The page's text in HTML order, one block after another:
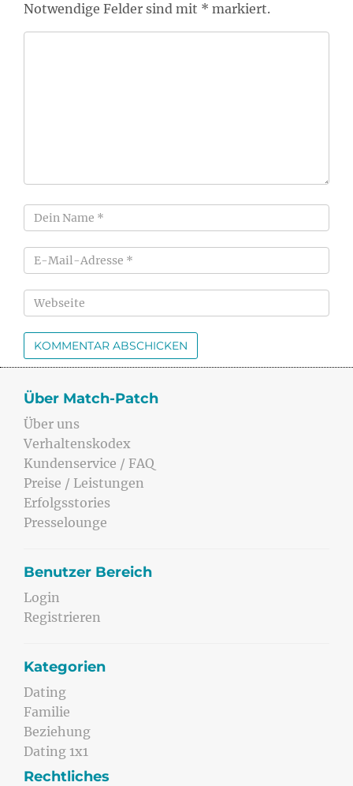
Notwendige Felder sind mit * markiert.
Über Match-Patch
Über uns
Verhaltenskodex
Kundenservice / FAQ
Preise / Leistungen
Erfolgsstories
Presselounge
Benutzer Bereich
Login
Registrieren
Kategorien
Dating
Familie
Beziehung
Dating 1x1
Rechtliches